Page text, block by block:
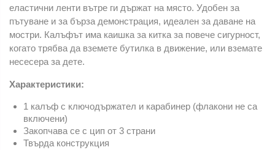
еластични ленти вътре ги държат на място. Удобен за
пътуване и за бърза демонстрация, идеален за даване на
мостри. Калъфът има каишка за китка за повече сигурност,
когато трябва да вземете бутилка в движение, или вземате
несесера за дете.
Характеристики:
1 калъф с ключодържател и карабинер (флакони не са
включени)
Закопчава се с цип от 3 страни
Твърда конструкция